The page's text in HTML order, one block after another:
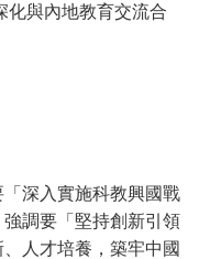
化與內地教育交流合
深入實施科教興國戰
調要「堅持創新引領
人才培養，築牢中國